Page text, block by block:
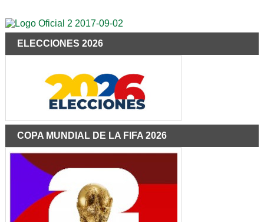
ELECCIONES 2026
COPA MUNDIAL DE LA FIFA 2026